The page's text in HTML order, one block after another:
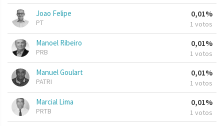
Joao Felipe
PT
0,01%
1 votos
Manoel Ribeiro
PRB
0,01%
1 votos
Manuel Goulart
PATRI
0,01%
1 votos
Marcial Lima
PRTB
0,01%
1 votos